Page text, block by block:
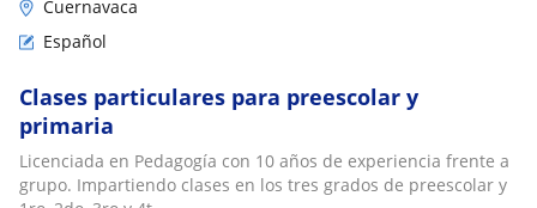
Cuernavaca
Español
Clases particulares para preescolar y
primaria
Licenciada en Pedagogía con 10 años de experiencia frente a
grupo. Impartiendo clases en los tres grados de preescolar y